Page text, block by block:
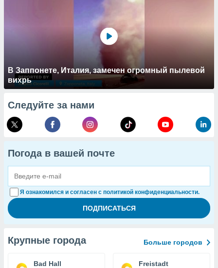
В Заппонете, Италия, замечен огромный пылевой
вихрь
Следуйте за нами
Погода в вашей почте
Я ознакомился и согласен с политикой конфиденциальности.
Крупные города Больше городов
Bad Hall Freistadt